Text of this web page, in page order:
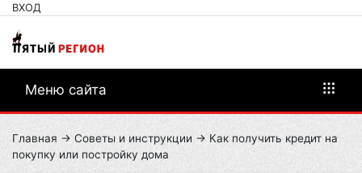
ВХОД
Меню сайта
Главная → Советы и инструкции → Как получить кредит на
покупку или постройку дома